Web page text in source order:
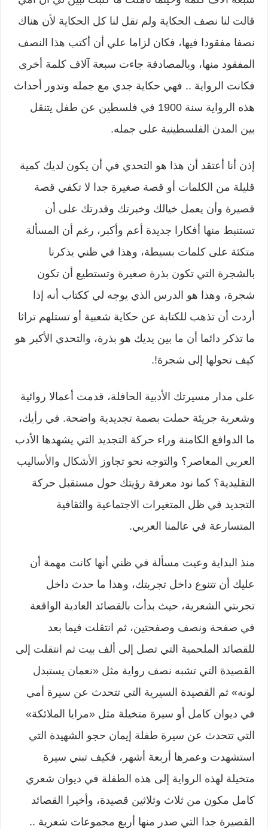
قالت لنا نصف الحكاية ولم تقل لنا كل الحكاية لأن هناك
نصفا مفقودا فيها، فكان لزاما علي أن أكتب هذا النصف
المفقود منها، وبالمصادفة جاءت سبعة آلاف كلمة أخرى
فكانت الرواية .. فهي حكاية جدي مع جمله وتدور أحداث
هذه الرواية سنة 1900 في فلسطين عن طفل يتنقل
بين المدن الفلسطينية على جمله.
إذن أنا أعتقد أن هذا هو التحدي في أن يكون لديك كمية
قليلة من الكلمات أو قصة صغيرة جدا لا تكفي قصة
قصيرة وأن يعمل خيالك وخبرتك وقدرتك على أن
تستنبط منها أفكارا جديدة أعم وأكبر، رغم أن المسألة
متكئة على كلمات بسيطة، وهذا في ظني يذكرنا
بالشجرة التي تكون بذرة صغيرة وتستطيع أن تكون
شجرة، وهذا هو الدرس الذي يوجه لي ككتاب أنه إذا
أردت أن تذهب للكتابة عن حكاية شعبية أو تستلهم تراثا
ما تذكر دائما أن ما بين يديك هو بذرة، والتحدي الأكبر هو
كيف تحولها إلى شجرة!.
على مدار مسيرتك الأدبية الحافلة، قدمت أعمالا روائية
وشعرية جريئة حملت بصمة تجديدية واضحة. في رأيك،
ما الدوافع الكامنة وراء حركة التجديد التي يشهدها الأدب
العربي المعاصر؟ والتوجه نحو تجاوز الأشكال والأساليب
التقليدية؟ كما نود معرفة رؤيتك حول مستقبل حركة
التجديد في ظل المتغيرات الاجتماعية والثقافية
المتسارعة في عالمنا العربي.
منذ البداية وعيت مسألة في ظني أنها كانت مهمة أن
عليك أن تتنوع داخل تجربتك، وهذا ما حدث داخل
تجربتي الشعرية، حيث بدأت بالقصائد العادية الواقعة
في صفحة ونصف وصفحتين، ثم انتقلت فيما بعد
للقصائد الملحمية التي تصل إلى ألف بيت ثم انتقلت إلى
القصيدة التي تشبه نصف رواية مثل «نعمان يستبدل
لونه» ثم القصيدة السيرية التي تتحدث عن سيرة أمي
في ديوان كامل أو سيرة متخيلة مثل «مرايا الملائكة»
التي تتحدث عن سيرة طفلة إيمان حجو الشهيدة التي
استشهدت وعمرها أربعة أشهر، فكيف تبني سيرة
متخيلة لهذه الرواية إلى هذه الطفلة في ديوان شعري
كامل مكون من ثلاث وثلاثين قصيدة، وأخيرا القصائد
القصيرة جدا التي صدر منها أربع مجموعات شعرية ..